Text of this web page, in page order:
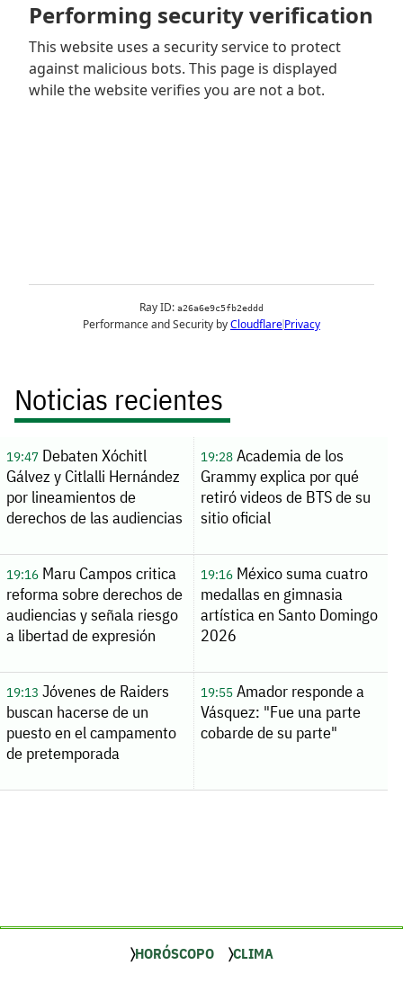
Noticias recientes
19:47Debaten Xóchitl
Gálvez y Citlalli Hernández
por lineamientos de
derechos de las audiencias
19:28Academia de los
Grammy explica por qué
retiró videos de BTS de su
sitio oficial
19:16Maru Campos critica
reforma sobre derechos de
audiencias y señala riesgo
a libertad de expresión
19:16México suma cuatro
medallas en gimnasia
artística en Santo Domingo
2026
19:13 Jóvenes de Raiders
buscan hacerse de un
puesto en el campamento
de pretemporada
19:55Amador responde a
Vásquez: "Fue una parte
cobarde de su parte"
HORÓSCOPO CLIMA